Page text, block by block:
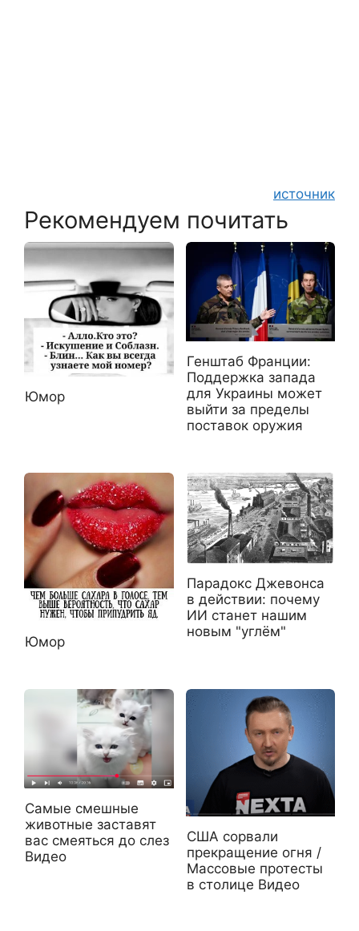
источник
Рекомендуем почитать
Юмор
Генштаб Франции:
Поддержка запада
для Украины может
выйти за пределы
поставок оружия
Юмор
Парадокс Джевонса
в действии: почему
ИИ станет нашим
новым "углём"
Самые смешные
животные заставят
вас смеяться до слез
Видео
США сорвали
прекращение огня /
Массовые протесты
в столице Видео